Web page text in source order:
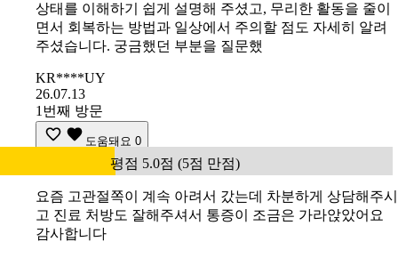
상태를 이해하기 쉽게 설명해 주셨고, 무리한 활동을 줄이
면서 회복하는 방법과 일상에서 주의할 점도 자세히 알려
주셨습니다. 궁금했던 부분을 질문했
KR****UY
26.07.13
1번째 방문
도움돼요 0
평점 5.0점 (5점 만점)
요즘 고관절쪽이 계속 아려서 갔는데 차분하게 상담해주시
고 진료 처방도 잘해주셔서 통증이 조금은 가라앉았어요
감사합니다